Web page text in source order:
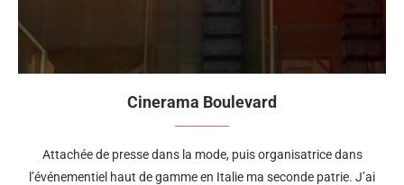
Cinerama Boulevard
Attachée de presse dans la mode, puis organisatrice dans
l’événementiel haut de gamme en Italie ma seconde patrie. J’ai